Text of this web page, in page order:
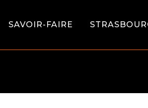
SAVOIR-FAIRE